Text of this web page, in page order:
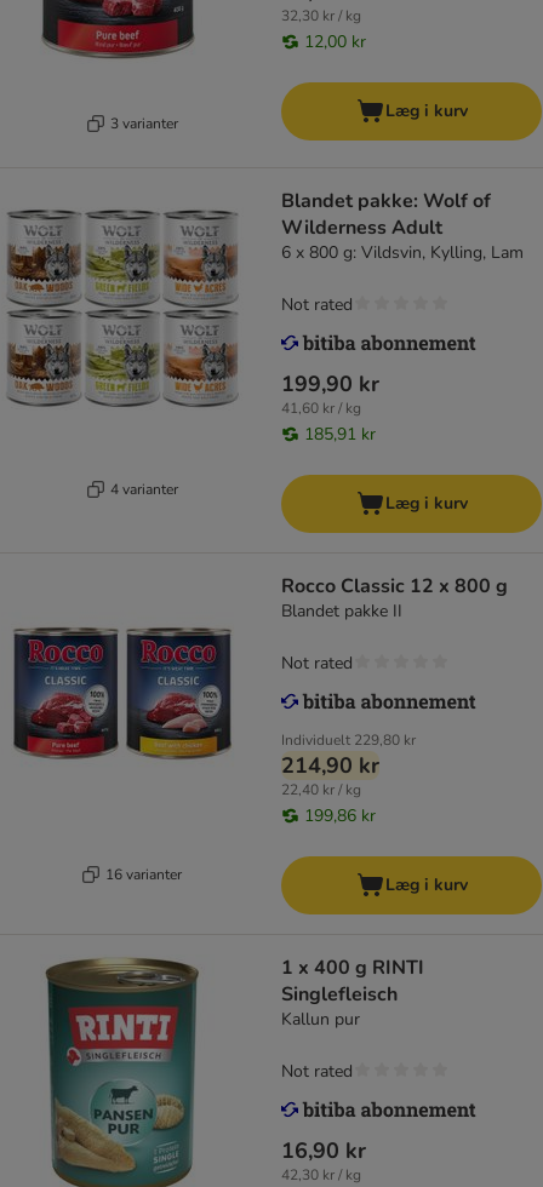
3 varianter
32,30 kr / kg
12,00 kr
Læg i kurv
4 varianter
Blandet pakke: Wolf of
Wilderness Adult
6 x 800 g: Vildsvin, Kylling, Lam
199,90 kr
41,60 kr / kg
185,91 kr
Not rated
Læg i kurv
16 varianter
Rocco Classic 12 x 800 g
Blandet pakke II
Individuelt 229,80 kr
214,90 kr
22,40 kr / kg
199,86 kr
Not rated
Læg i kurv
1 x 400 g RINTI
Singlefleisch
Kallun pur
16,90 kr
42,30 kr / kg
Not rated